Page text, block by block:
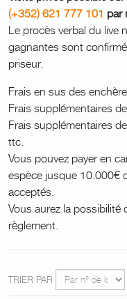
(+352) 621 777 101 par
Le procès verbal du live
gagnantes sont
priseur.
Frais en sus des
Frais supplémentaires
Frais supplémentaires
ttc.
Vous pouvez payer en
espèce jusque 10.000€
acceptés.
Vous aurez la possibilité
règlement.
TRIER PAR